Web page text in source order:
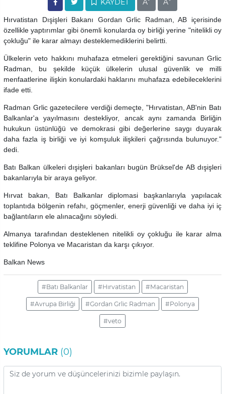
KAYDET A A
Hırvatistan Dışişleri Bakanı Gordan Grlic Radman, AB içerisinde
özellikle yaptırımlar gibi önemli konularda oy birliği yerine "nitelikli oy
çokluğu" ile karar almayı desteklemediklerini belirtti.
Ülkelerin veto hakkını muhafaza etmeleri gerektiğini savunan Grlic
Radman, bu şekilde küçük ülkelerin ulusal güvenlik ve milli
menfaatlerine ilişkin konulardaki haklarını muhafaza edebileceklerini
ifade etti.
Radman Grlic gazetecilere verdiği demeçte, "Hırvatistan, AB'nin Batı
Balkanlar'a yayılmasını destekliyor, ancak aynı zamanda Birliğin
hukukun üstünlüğü ve demokrasi gibi değerlerine saygı duyarak
daha fazla iş birliği ve iyi komşuluk ilişkileri çağrısında bulunuyor."
dedi.
Batı Balkan ülkeleri dışişleri bakanları bugün Brüksel'de AB dışişleri
bakanlarıyla bir araya geliyor.
Hırvat bakan, Batı Balkanlar diplomasi başkanlarıyla yapılacak
toplantıda bölgenin refahı, göçmenler, enerji güvenliği ve daha iyi iç
bağlantıların ele alınacağını söyledi.
Almanya tarafından desteklenen nitelikli oy çokluğu ile karar alma
teklifine Polonya ve Macaristan da karşı çıkıyor.
Balkan News
#Batı Balkanlar #Hırvatistan #Macaristan
#Avrupa Birliği #Gordan Grlic Radman #Polonya
#veto
YORUMLAR (0)